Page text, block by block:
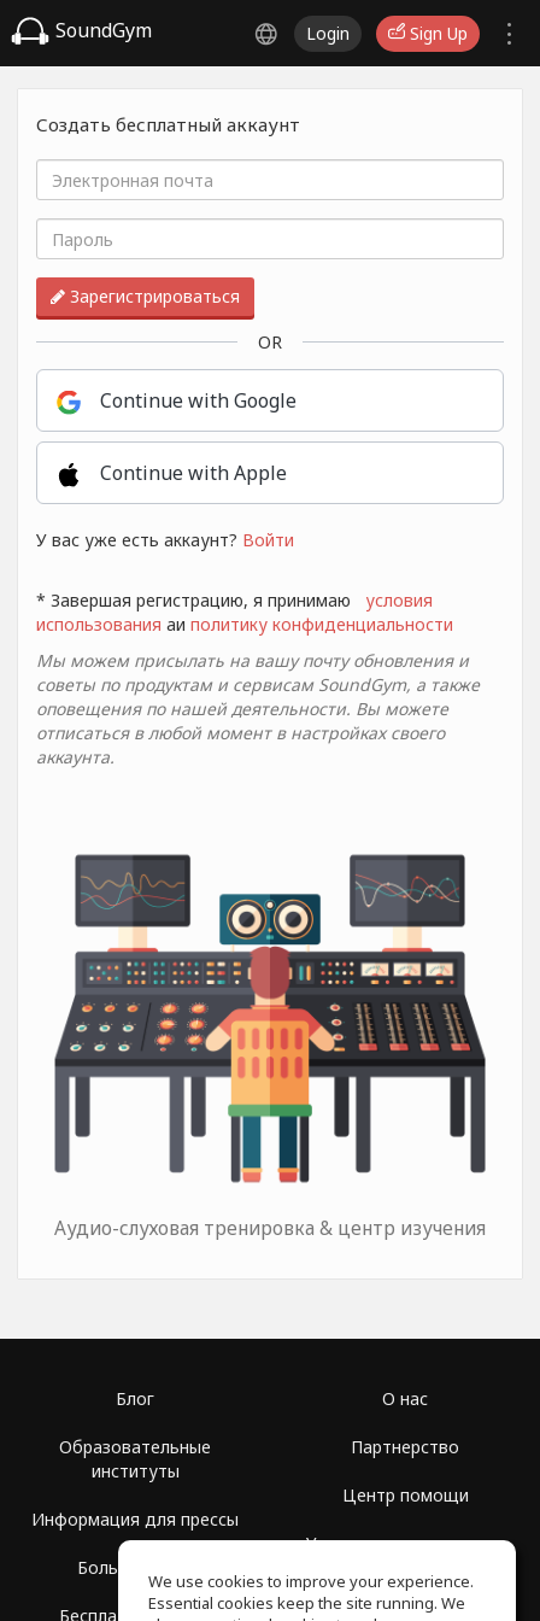
SoundGym Login Sign Up
Создать бесплатный аккаунт
Зарегистрироваться
OR
Continue with Google
Continue with Apple
У вас уже есть аккаунт? Войти
* Завершая регистрацию, я принимаю условия
использования aи политику конфиденциальности
Мы можем присылать на вашу почту обновления и
советы по продуктам и сервисам SoundGym, а также
оповещения по нашей деятельности. Вы можете
отписаться в любой момент в настройках своего
аккаунта.
Аудио-слуховая тренировка & центр изучения
Блог
Образовательные
институты
Информация для прессы
Больше Групп
Бесплатная школа
О нас
Партнерство
Центр помощи
Условия использования
Политика
конфиденциальности
We use cookies to improve your experience.
Essential cookies keep the site running. We